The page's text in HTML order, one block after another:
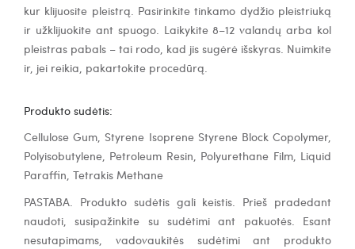
kur klijuosite pleistrą. Pasirinkite tinkamo dydžio pleistriuką
ir užklijuokite ant spuogo. Laikykite 8–12 valandų arba kol
pleistras pabals – tai rodo, kad jis sugėrė išskyras. Nuimkite
ir, jei reikia, pakartokite procedūrą.
Produkto sudėtis:
Cellulose Gum, Styrene Isoprene Styrene Block Copolymer,
Polyisobutylene, Petroleum Resin, Polyurethane Film, Liquid
Paraffin, Tetrakis Methane
PASTABA. Produkto sudėtis gali keistis. Prieš pradedant
naudoti, susipažinkite su sudėtimi ant pakuotės. Esant
nesutapimams, vadovaukitės sudėtimi ant produkto